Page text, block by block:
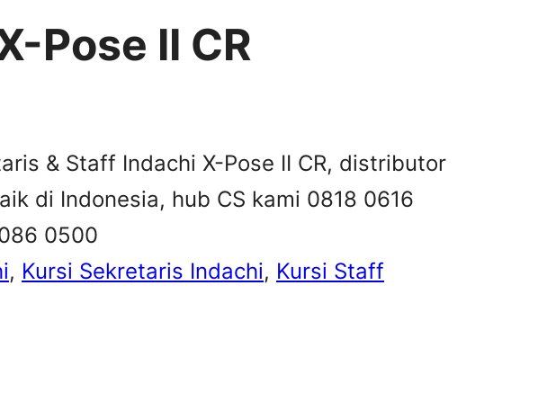
Pose II CR
& Staff Indachi X-Pose II CR, distributor
di Indonesia, hub CS kami 0818 0616
0500
, Kursi Sekretaris Indachi, Kursi Staff